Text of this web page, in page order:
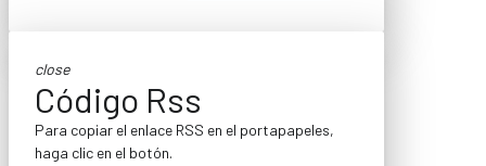
close
Código Rss
Para copiar el enlace RSS en el portapapeles,
haga clic en el botón.